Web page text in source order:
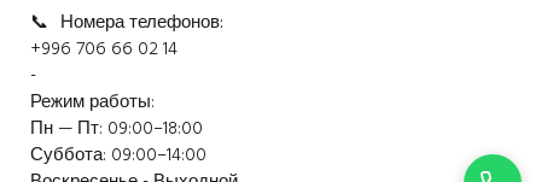
📞 Номера телефонов:
+996 706 66 02 14
-
Режим работы:
Пн — Пт: 09:00–18:00
Суббота: 09:00–14:00